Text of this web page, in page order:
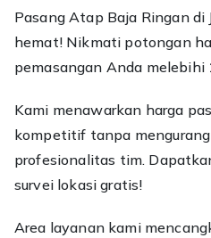
Pasang Atap Baja Ringan di
hemat! Nikmati potongan
pemasangan Anda melebihi
Kami menawarkan harga
kompetitif tanpa
profesionalitas tim.
survei lokasi gratis!
Area layanan kami